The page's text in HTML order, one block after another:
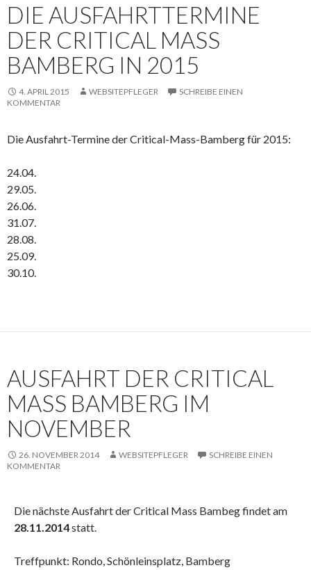
DIE AUSFAHRTTERMINE
DER CRITICAL MASS
BAMBERG IN 2015
4. APRIL 2015 WEBSITEPFLEGER
SCHREIBE EINEN
KOMMENTAR
Die Ausfahrt-Termine der Critical-Mass-Bamberg für 2015:
24.04.
29.05.
26.06.
31.07.
28.08.
25.09.
30.10.
AUSFAHRT DER CRITICAL
MASS BAMBERG IM
NOVEMBER
26. NOVEMBER 2014 WEBSITEPFLEGER
SCHREIBE EINEN
KOMMENTAR
Die nächste Ausfahrt der Critical Mass Bambeg findet am
28.11.2014statt.
Treffpunkt: Rondo, Schönleinsplatz, Bamberg